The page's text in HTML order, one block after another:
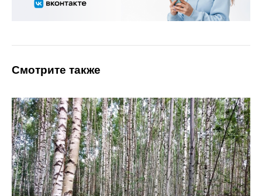
Смотрите также